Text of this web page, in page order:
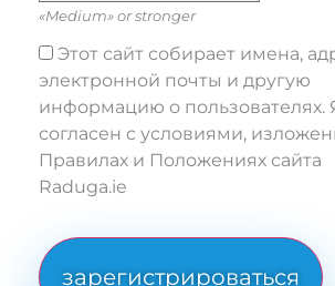
«Medium» or stronger
Этот сайт собирает имена,
электронной почты и другую
информацию о пользователях.
согласен с условиями,
Правилах и Положениях сайта
Raduga.ie
No val